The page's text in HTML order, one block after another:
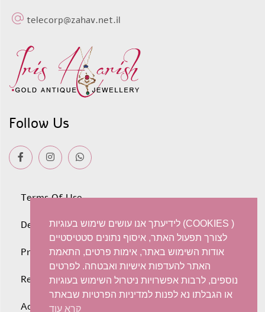
telecorp@zahav.net.il
Follow Us
Terms Of Use
Deliveries
Privacy policy
Refunds and Exchanges
Accessibility statement
לידיעתך אנו עושים שימוש בעוגיות (COOKIES )
לצורך תפעול האתר, איסוף נתונים סטטיסטיים
אודות השימוש באתר, אימות פרטים, התאמת
האתר להעדפות אישיות ואבטחה. לפרטים
נוספים, לרבות אפשרויות ניטרול השימוש בעוגיות
או הגבלתו נא לפנות למדיניות הפרטיות שבאתר
קרא עוד